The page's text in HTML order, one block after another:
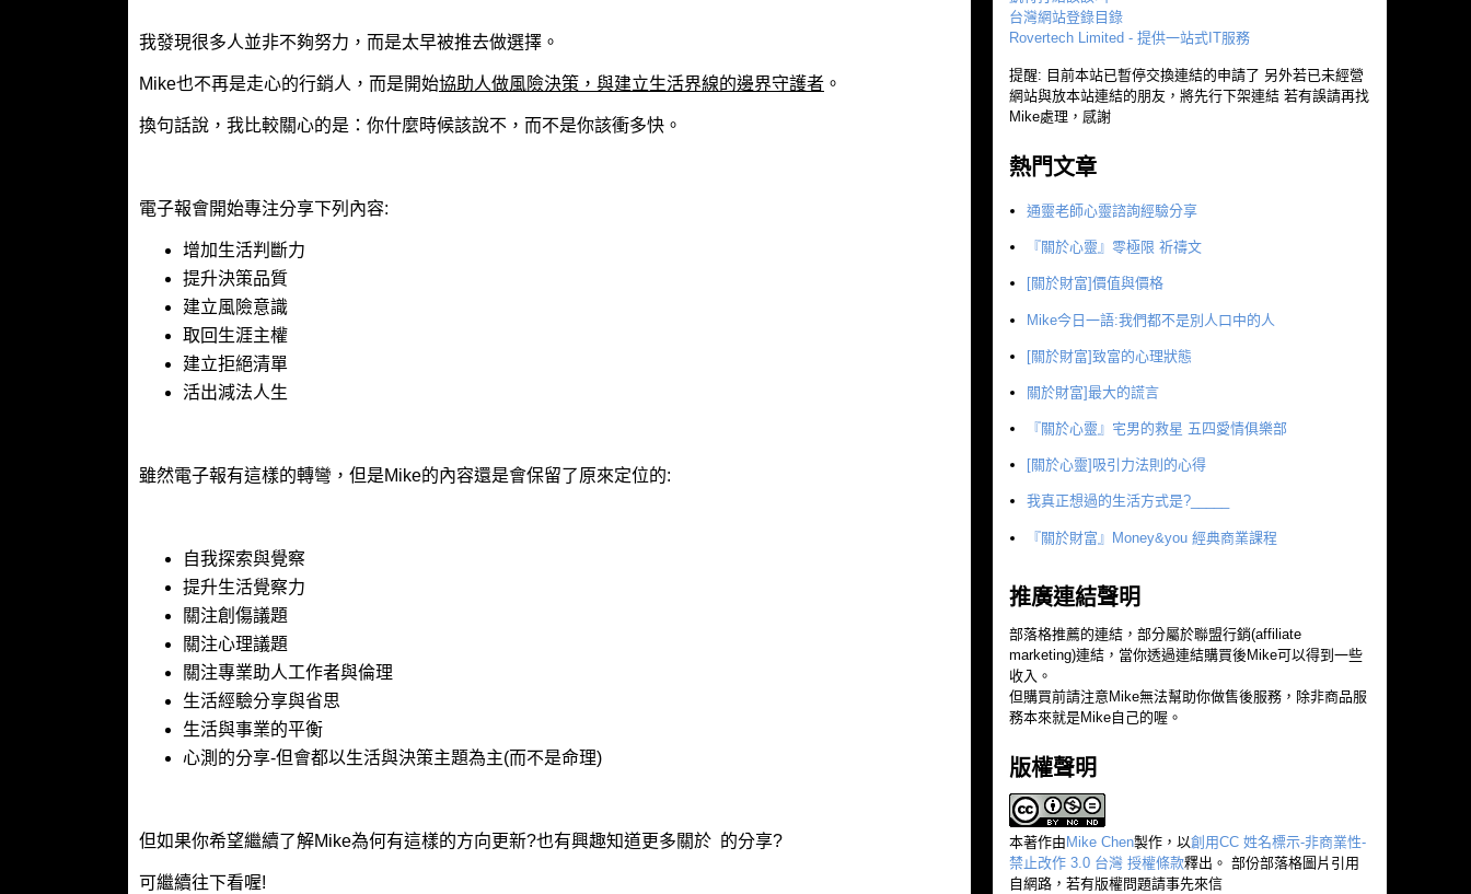
我發現很多人並非不夠努力，而是太早被推去做選擇。
Mike也不再是走心的行銷人，而是開始協助人做風險決策，與建立生活界線的邊界守護者 。
換句話說，我比較關心的是：你什麼時候該說不，而不是你該衝多快。
電子報會開始專注分享下列內容:
增加生活判斷力
提升決策品質
建立風險意識
取回生涯主權
建立拒絕清單
活出減法人生
雖然電子報有這樣的轉彎，但是Mike的內容還是會保留了原來定位的:
自我探索與覺察
提升生活覺察力
關注創傷議題
關注心理議題
關注專業助人工作者與倫理
生活經驗分享與省思
生活與事業的平衡
心測的分享-但會都以生活與決策主題為主(而不是命理)
但如果你希望繼續了解Mike為何有這樣的方向更新?也有興趣知道更多關於 的分享?
可繼續往下看喔!
台灣網站登錄目錄
Rovertech Limited - 提供一站式IT服務
提醒: 目前本站已暫停交換連結的申請了 另外若已未經營
網站與放本站連結的朋友，將先行下架連結 若有誤請再找
Mike處理，感謝
熱門文章
通靈老師心靈諮詢經驗分享
『關於心靈』零極限 祈禱文
[關於財富]價值與價格
Mike今日一語:我們都不是別人口中的人
[關於財富]致富的心理狀態
關於財富]最大的謊言
『關於心靈』宅男的救星 五四愛情俱樂部
[關於心靈]吸引力法則的心得
我真正想過的生活方式是?_____
『關於財富』Money&you 經典商業課程
推廣連結聲明
部落格推薦的連結，部分屬於聯盟行銷(affiliate
marketing)連結，當你透過連結購買後Mike可以得到一些
收入。
但購買前請注意Mike無法幫助你做售後服務，除非商品服
務本來就是Mike自己的喔。
版權聲明
本著作由 Mike Chen製作，以創用CC 姓名標示-非商業性-
禁止改作 3.0 台灣 授權條款釋出。 部份部落格圖片引用
自網路，若有版權問題請事先來信